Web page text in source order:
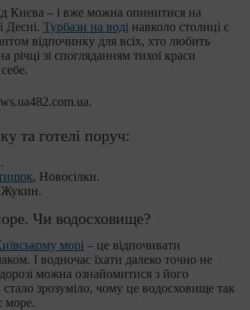
Києва – і вже можна опинитися на
Десні. Турбази на воді навколо столиці є
відпочинку для всіх, хто любить
річці зі спогляданням тихої краси
та готелі поруч:
, Новосілки.
Жукин.
Чи водосховище?
морі – це відпочивати
І водночас їхати далеко точно не
можна ознайомитися з його
зрозуміло, чому це водосховище так
море.